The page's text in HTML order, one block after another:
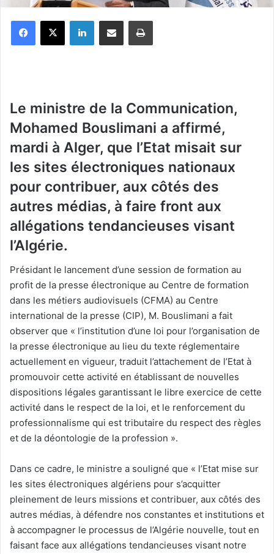
Le ministre de la Communication,
Mohamed Bouslimani a affirmé,
mardi à Alger, que l’Etat misait sur
les sites électroniques nationaux
pour contribuer, aux côtés des
autres médias, à faire front aux
allégations tendancieuses visant
l’Algérie.
Présidant le lancement d’une session de formation au
profit de la presse électronique au Centre de formation
dans les métiers audiovisuels (CFMA) au Centre
international de la presse (CIP), M. Bouslimani a fait
observer que « l’institution d’une loi pour l’organisation de
la presse électronique au lieu du texte réglementaire
actuellement en vigueur, traduit l’attachement de l’Etat à
promouvoir cette activité en établissant de nouvelles
dispositions légales garantissant le libre exercice de cette
activité dans le respect de la loi, et le renforcement du
professionnalisme qui est tributaire du respect des règles
et de la déontologie de la profession ».
Dans ce cadre, le ministre a souligné que « l’Etat mise sur
les sites électroniques algériens pour s’acquitter
pleinement de leurs missions et contribuer, aux côtés des
autres médias, à défendre nos constantes et institutions et
à accompagner le processus de l’Algérie nouvelle, tout en
faisant face aux allégations tendancieuses visant notre